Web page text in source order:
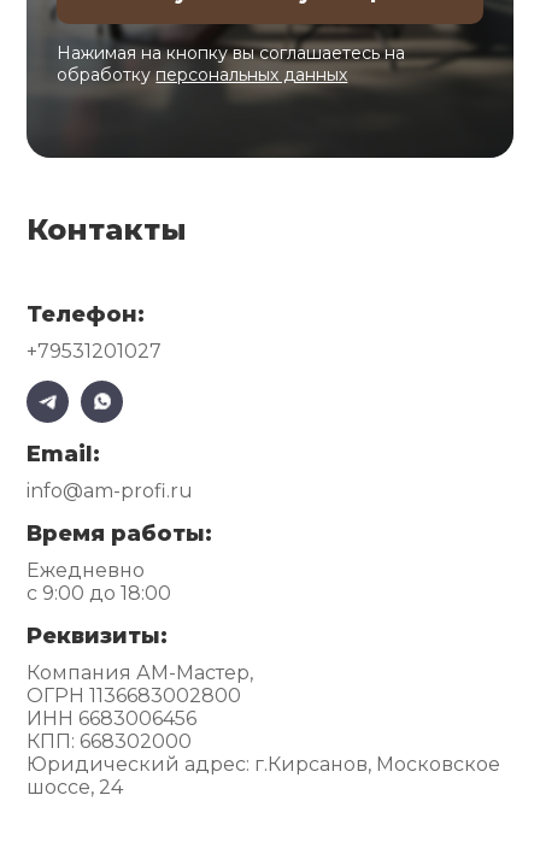
Нажимая на кнопку вы соглашаетесь на
обработкуперсональных данных
Контакты
Телефон:
+79531201027
Email:
info@am-profi.ru
Время работы:
Ежедневно
с 9:00 до 18:00
Реквизиты:
Компания АМ-Мастер,
ОГРН 1136683002800
ИНН 6683006456
КПП: 668302000
Юридический адрес: г.Кирсанов, Московское
шоссе, 24